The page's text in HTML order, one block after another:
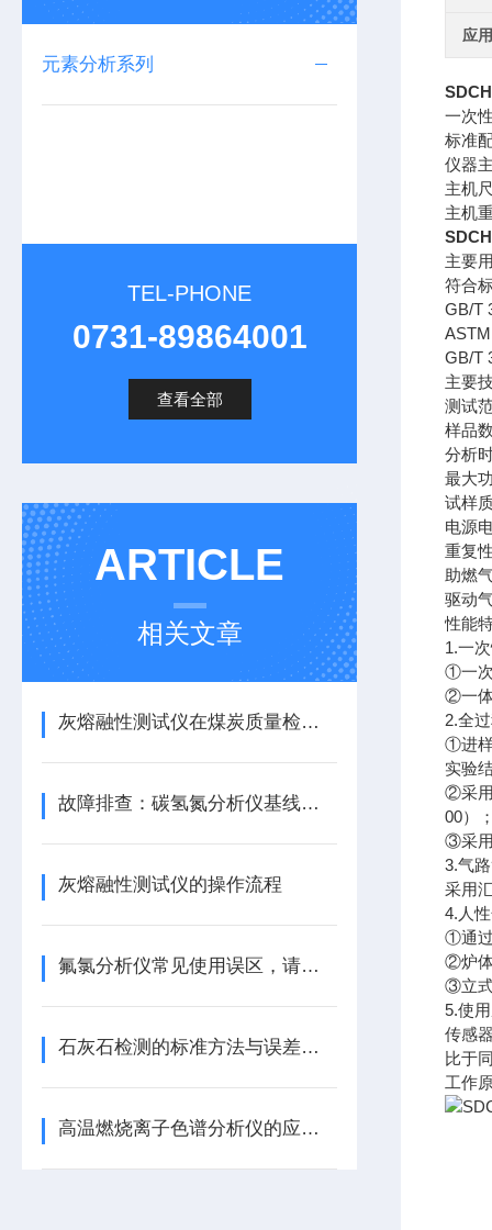
元素分析系列
TEL-PHONE
0731-89864001
查看全部
ARTICLE
相关文章
灰熔融性测试仪在煤炭质量检测中的应用
故障排查：碳氢氮分析仪基线漂移的原因分析及解决方法
灰熔融性测试仪的操作流程
氟氯分析仪常见使用误区，请规避！
石灰石检测的标准方法与误差控制
高温燃烧离子色谱分析仪的应用标准
应
一次
标准
仪器
主机
主机
主要
符合
GB/T
GB/T
主要
测试
样品
分析
最大
试样
电源
重复
助燃
驱动
性能
1.一
①一次
②一体
2.全
①进样
实验
②采用
00）
③采用
3.气
采用
4.人
①通过
②炉体
③立式
5.使
传感
比于
工作